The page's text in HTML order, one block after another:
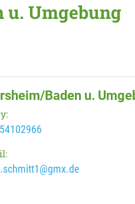
u. Umgebung
Baden u.